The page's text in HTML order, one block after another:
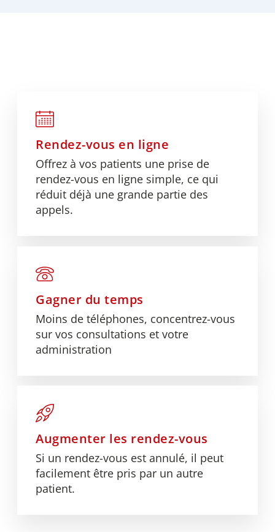
Rendez-vous en ligne
Offrez à vos patients une prise de
rendez-vous en ligne simple, ce qui
réduit déjà une grande partie des
appels.
Gagner du temps
Moins de téléphones, concentrez-vous
sur vos consultations et votre
administration
Augmenter les rendez-vous
Si un rendez-vous est annulé, il peut
facilement être pris par un autre
patient.